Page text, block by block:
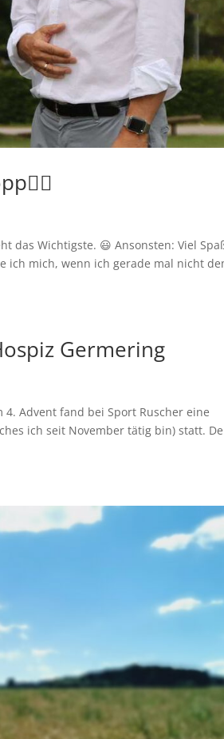
das Wichtigste. 😃 Ansonsten: Viel
ich mich, wenn ich gerade mal nicht
Germering
4. Advent fand bei Sport Ruscher eine
ich seit November tätig bin) statt.